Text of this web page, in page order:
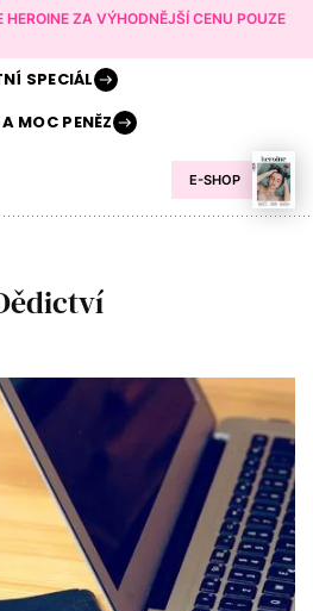
ZA VÝHODNĚJŠÍ CENU POUZE
E-SHOP
SPECIÁL
AMOC PENĚZ